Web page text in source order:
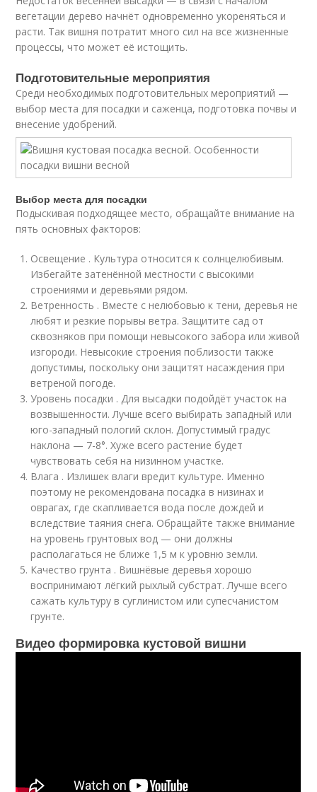
вегетации дерево начнёт одновременно укореняться и
расти. Так вишня потратит много сил на все жизненные
процессы, что может её истощить.
Подготовительные мероприятия
Среди необходимых подготовительных мероприятий —
выбор места для посадки и саженца, подготовка почвы и
внесение удобрений.
Выбор места для посадки
Подыскивая подходящее место, обращайте внимание на
пять основных факторов:
Освещение . Культура относится к солнцелюбивым.
Избегайте затенённой местности с высокими
строениями и деревьями рядом.
Ветренность . Вместе с нелюбовью к тени, деревья не
любят и резкие порывы ветра. Защитите сад от
сквозняков при помощи невысокого забора или живой
изгороди. Невысокие строения поблизости также
допустимы, поскольку они защитят насаждения при
ветреной погоде.
Уровень посадки . Для высадки подойдёт участок на
возвышенности. Лучше всего выбирать западный или
юго-западный пологий склон. Допустимый градус
наклона — 7-8°. Хуже всего растение будет
чувствовать себя на низинном участке.
Влага . Излишек влаги вредит культуре. Именно
поэтому не рекомендована посадка в низинах и
оврагах, где скапливается вода после дождей и
вследствие таяния снега. Обращайте также внимание
на уровень грунтовых вод — они должны
располагаться не ближе 1,5 м к уровню земли.
Качество грунта . Вишнёвые деревья хорошо
воспринимают лёгкий рыхлый субстрат. Лучше всего
сажать культуру в суглинистом или супесчанистом
грунте.
Видео формировка кустовой вишни